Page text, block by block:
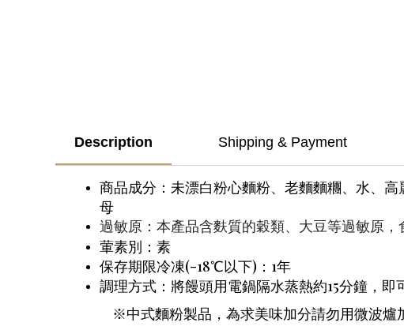
Description Shipping & Payment
商品成分：未漂白粉心麵粉、老麵麵糰、水、
母
過敏原：本產品含麩質的穀類、大豆等過敏原，
葷素別：素
保存期限冷凍(-18℃以下)：1年
調理方式：將饅頭用電鍋隔水蒸熱約15分鐘，即
※中式麵粉製品，為求美味加分請勿用微波爐